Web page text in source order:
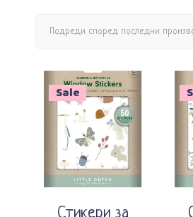
Подреди според последни
Sale
Додади во кошничка
Стикери за